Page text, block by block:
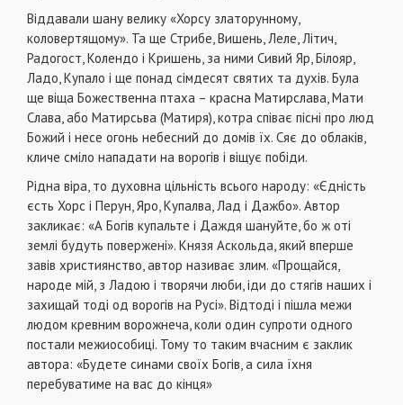
Віддавали шану велику «Хорсу златорунному,
коловертящому». Та ще Стрибе, Вишень, Леле, Літич,
Радогост, Колендо і Кришень, за ними Сивий Яр, Білояр,
Ладо, Купало і ще понад сімдесят святих та духів. Була
ще віща Божественна птаха – красна Матирслава, Мати
Слава, або Матирсьва (Матиря), котра співає пісні про люд
Божий і несе огонь небесний до домів їх. Сяє до облаків,
кличе сміло нападати на ворогів і віщує побіди.
Рідна віра, то духовна цільність всього народу: «Єдність
єсть Хорс і Перун, Яро, Купалва, Лад і Дажбо». Автор
закликає: «А Богів купальте і Даждя шануйте, бо ж оті
землі будуть повержені». Князя Аскольда, який вперше
завів християнство, автор називає злим. «Прощайся,
народе мій, з Ладою і творячи люби, іди до стягів наших і
захищай тоді од ворогів на Русі». Відтоді і пішла межи
людом кревним ворожнеча, коли один супроти одного
постали межиособиці. Тому то таким вчасним є заклик
автора: «Будете синами своїх Богів, а сила їхня
перебуватиме на вас до кінця»